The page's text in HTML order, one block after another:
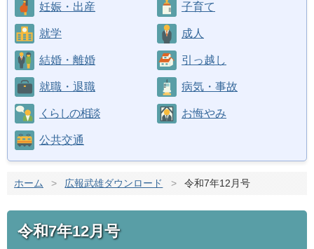
妊娠・出産 子育て
就学 成人
結婚・離婚 引っ越し
就職・退職 病気・事故
くらしの相談 お悔やみ
公共交通
ホーム > 広報武雄ダウンロード > 令和7年12月号
令和7年12月号